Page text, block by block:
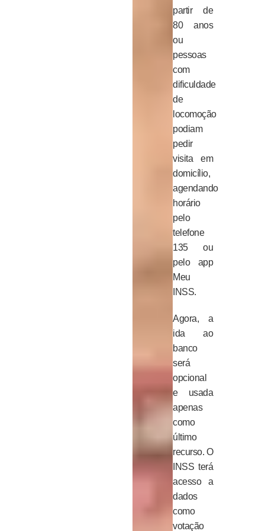
partir de
80 anos
ou
pessoas
com
dificuldade
de
locomoção
podiam
pedir
visita em
domicílio,
agendando
horário
pelo
telefone
135 ou
pelo app
Meu
INSS.
Agora, a
ida ao
banco
será
opcional
e usada
apenas
como
último
recurso. O
INSS terá
acesso a
dados
como
votação